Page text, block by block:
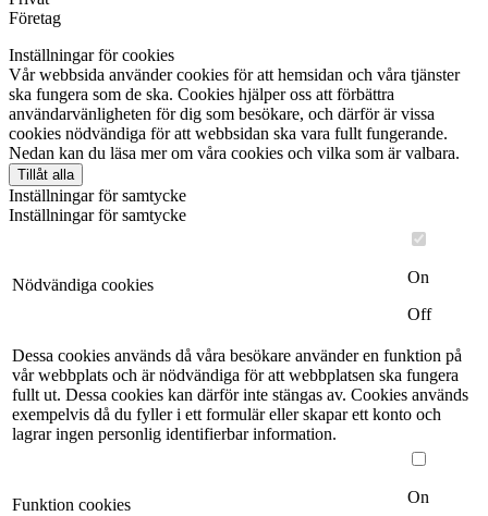
Företag
Inställningar för cookies
Vår webbsida använder cookies för att hemsidan och våra tjänster
ska fungera som de ska. Cookies hjälper oss att förbättra
användarvänligheten för dig som besökare, och därför är vissa
cookies nödvändiga för att webbsidan ska vara fullt fungerande.
Nedan kan du läsa mer om våra cookies och vilka som är valbara.
Tillåt alla
Inställningar för samtycke
Inställningar för samtycke
Nödvändiga cookies
On
Off
Dessa cookies används då våra besökare använder en funktion på
vår webbplats och är nödvändiga för att webbplatsen ska fungera
fullt ut. Dessa cookies kan därför inte stängas av. Cookies används
exempelvis då du fyller i ett formulär eller skapar ett konto och
lagrar ingen personlig identifierbar information.
Funktion cookies
On